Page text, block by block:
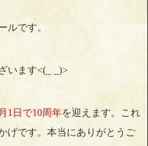
ルです。
います<(_ _)>
1日で10周年を迎えます。これ
げです。本当にありがとうご